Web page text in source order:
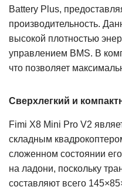
Battery Plus,
производительность.
высокой плотностью
управлением BMS. В
что позволяет
Сверхлегкий и
Fimi X8 Mini Pro V2
складным
сложенном состоянии
на ладони, поскольку
составляют всего